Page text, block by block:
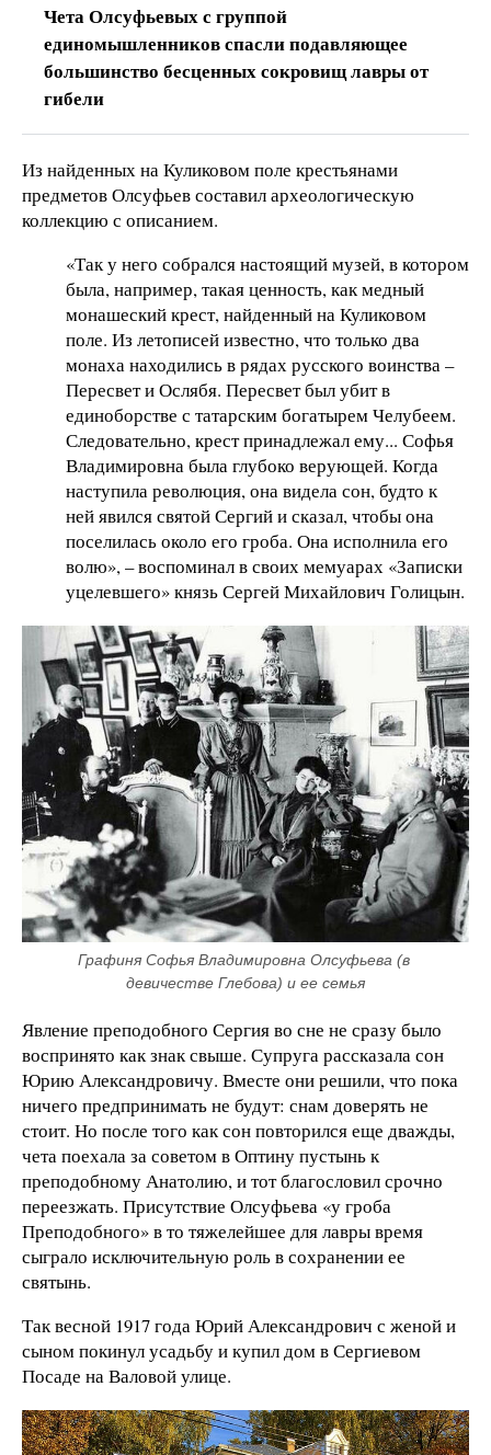
Чета Олсуфьевых с группой
единомышленников спасли подавляющее
большинство бесценных сокровищ лавры от
гибели
Из найденных на Куликовом поле крестьянами
предметов Олсуфьев составил археологическую
коллекцию с описанием.
«Так у него собрался настоящий музей, в котором
была, например, такая ценность, как медный
монашеский крест, найденный на Куликовом
поле. Из летописей известно, что только два
монаха находились в рядах русского воинства –
Пересвет и Ослябя. Пересвет был убит в
единоборстве с татарским богатырем Челубеем.
Следовательно, крест принадлежал ему... Софья
Владимировна была глубоко верующей. Когда
наступила революция, она видела сон, будто к
ней явился святой Сергий и сказал, чтобы она
поселилась около его гроба. Она исполнила его
волю», – воспоминал в своих мемуарах «Записки
уцелевшего» князь Сергей Михайлович Голицын.
Графиня Софья Владимировна Олсуфьева (в
девичестве Глебова) и ее семья
Явление преподобного Сергия во сне не сразу было
воспринято как знак свыше. Супруга рассказала сон
Юрию Александровичу. Вместе они решили, что пока
ничего предпринимать не будут: снам доверять не
стоит. Но после того как сон повторился еще дважды,
чета поехала за советом в Оптину пустынь к
преподобному Анатолию, и тот благословил срочно
переезжать. Присутствие Олсуфьева «у гроба
Преподобного» в то тяжелейшее для лавры время
сыграло исключительную роль в сохранении ее
святынь.
Так весной 1917 года Юрий Александрович с женой и
сыном покинул усадьбу и купил дом в Сергиевом
Посаде на Валовой улице.